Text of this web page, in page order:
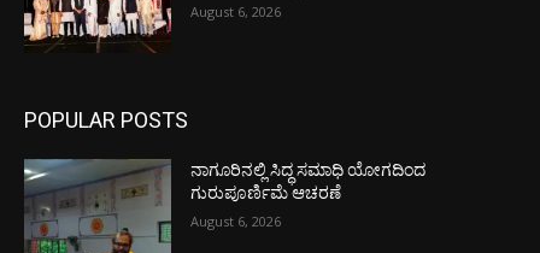
August 6, 2026
POPULAR POSTS
ನಾಗೂರಿನಲ್ಲಿ ಸಿದ್ಧ ಸಮಾಧಿ ಯೋಗದಿಂದ
ಗುರುಪೂರ್ಣಿಮೆ ಆಚರಣೆ
August 6, 2026